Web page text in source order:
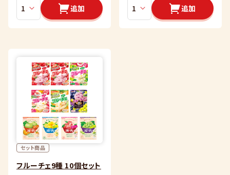
追加 追加
セット商品
フルーチェ9種 10個セット